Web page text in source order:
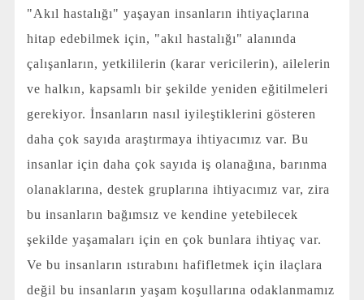
"Akıl hastalığı" yaşayan insanların ihtiyaçlarına
hitap edebilmek için, "akıl hastalığı" alanında
çalışanların, yetkililerin (karar vericilerin), ailelerin
ve halkın, kapsamlı bir şekilde yeniden eğitilmeleri
gerekiyor. İnsanların nasıl iyileştiklerini gösteren
daha çok sayıda araştırmaya ihtiyacımız var. Bu
insanlar için daha çok sayıda iş olanağına, barınma
olanaklarına, destek gruplarına ihtiyacımız var, zira
bu insanların bağımsız ve kendine yetebilecek
şekilde yaşamaları için en çok bunlara ihtiyaç var.
Ve bu insanların ıstırabını hafifletmek için ilaçlara
değil bu insanların yaşam koşullarına odaklanmamız